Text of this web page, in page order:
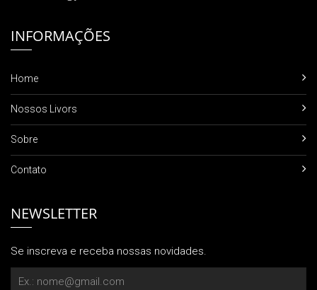
INFORMAÇÕES
Home
Nossos Livors
Sobre
Contato
NEWSLETTER
Se inscreva e receba nossas novidades.